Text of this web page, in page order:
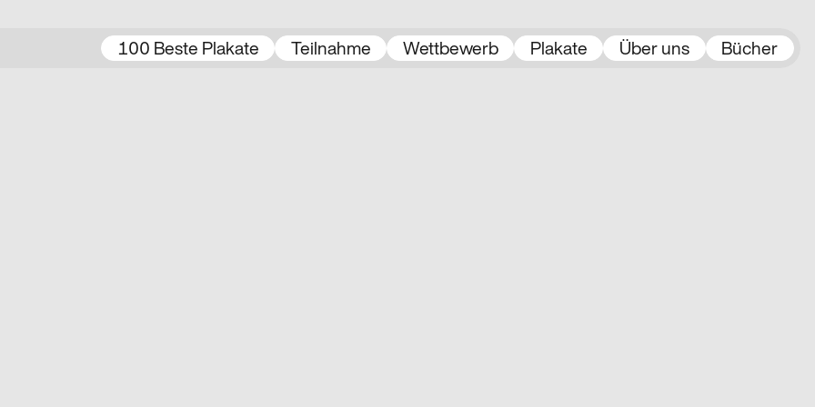
100 Beste Plakate Teilnahme Wettbewerb Plakate Über uns Bücher